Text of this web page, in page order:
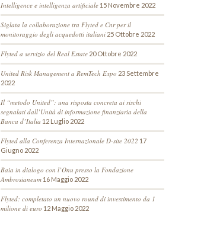
Intelligence e intelligenza artificiale 15 Novembre 2022
Siglata la collaborazione tra Flyted e Cnr per il
monitoraggio degli acquedotti italiani 25 Ottobre 2022
Flyted a servizio del Real Estate 20 Ottobre 2022
United Risk Management a RemTech Expo 23 Settembre
2022
Il “metodo United”: una risposta concreta ai rischi
segnalati dall’Unità di informazione finanziaria della
Banca d’Italia 12 Luglio 2022
Flyted alla Conferenza Internazionale D-site 2022 17
Giugno 2022
Baia in dialogo con l’Onu presso la Fondazione
Ambrosianeum 16 Maggio 2022
Flyted: completato un nuovo round di investimento da 1
milione di euro 12 Maggio 2022